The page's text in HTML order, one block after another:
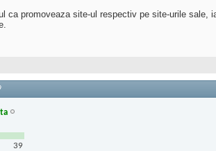
ca promoveaza site-ul respectiv pe site-urile
39